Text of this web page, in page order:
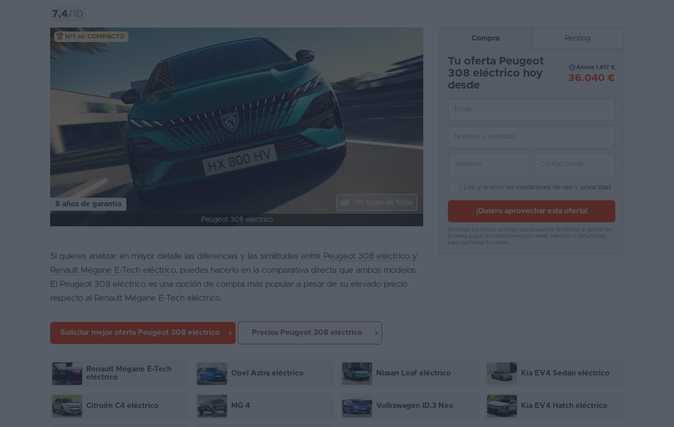
Concesionarios
7,4/10
🏆 Nº1 en COMPACTO
8 años de garantía Ver todas las fotos
Peugeot 308 eléctrico
Compra Renting
Tu oferta Peugeot
308 eléctrico hoy
desde
Ahorra 1.817 €
36.040 €
Leo y acepto las condiciones de uso y privacidad
¡Quiero aprovechar esta oferta!
Al enviar tus datos, aceptas que podamos facilitarlos al gestor de
la venta y que te contactemos por email, teléfono o WhatsApp
para confirmar tu interés.
Si quieres analizar en mayor detalle las diferencias y las similitudes entre Peugeot 308 eléctrico y
Renault Mégane E-Tech eléctrico, puedes hacerlo en la comparativa directa que ambos modelos.
El Peugeot 308 eléctrico es una opción de compra más popular a pesar de su elevado precio
respecto al Renault Mégane E-Tech eléctrico.
Solicitar mejor oferta Peugeot 308 eléctrico Precios Peugeot 308 eléctrico
Renault Mégane E-Tech
eléctrico
Opel Astra eléctrico Nissan Leaf eléctrico Kia EV4 Sedán eléctrico
Citroën C4 eléctrico MG 4 Volkswagen ID.3 Neo Kia EV4 Hatch eléctrico